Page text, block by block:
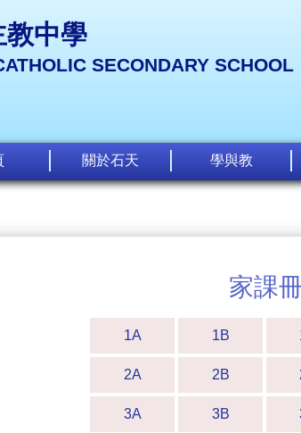
教中學
SECONDARY SCHOOL
關於石天 學與教
家課
1A 1B
2A 2B
3A 3B